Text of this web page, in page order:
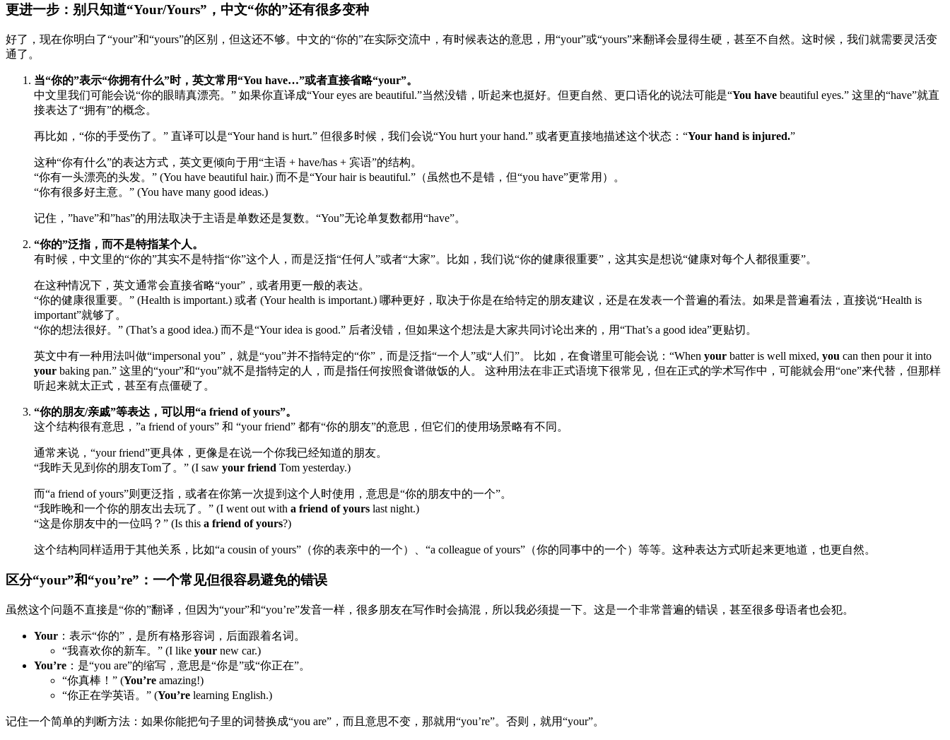
更进一步：别只知道“Your/Yours”，中文“你的”还有很多变种
好了，现在你明白了“your”和“yours”的区别，但这还不够。中文的“你的”在实际交流中，有时候表达的意思，用“your”或“yours”来翻译会显得生硬，甚至不自然。这时候，我们就需要灵活变
通了。
当“你的”表示“你拥有什么”时，英文常用“You have…”或者直接省略“your”。
中文里我们可能会说“你的眼睛真漂亮。” 如果你直译成“Your eyes are beautiful.”当然没错，听起来也挺好。但更自然、更口语化的说法可能是“You have beautiful eyes.” 这里的“have”就直
接表达了“拥有”的概念。
再比如，“你的手受伤了。” 直译可以是“Your hand is hurt.” 但很多时候，我们会说“You hurt your hand.” 或者更直接地描述这个状态：“Your hand is injured.”
这种“你有什么”的表达方式，英文更倾向于用“主语 + have/has + 宾语”的结构。
“你有一头漂亮的头发。” (You have beautiful hair.) 而不是“Your hair is beautiful.”（虽然也不是错，但“you have”更常用）。
“你有很多好主意。” (You have many good ideas.)
记住，”have”和”has”的用法取决于主语是单数还是复数。“You”无论单复数都用“have”。
“你的”泛指，而不是特指某个人。
有时候，中文里的“你的”其实不是特指“你”这个人，而是泛指“任何人”或者“大家”。比如，我们说“你的健康很重要”，这其实是想说“健康对每个人都很重要”。
在这种情况下，英文通常会直接省略“your”，或者用更一般的表达。
“你的健康很重要。” (Health is important.) 或者 (Your health is important.) 哪种更好，取决于你是在给特定的朋友建议，还是在发表一个普遍的看法。如果是普遍看法，直接说“Health is
important”就够了。
“你的想法很好。” (That’s a good idea.) 而不是“Your idea is good.” 后者没错，但如果这个想法是大家共同讨论出来的，用“That’s a good idea”更贴切。
英文中有一种用法叫做“impersonal you”，就是“you”并不指特定的“你”，而是泛指“一个人”或“人们”。 比如，在食谱里可能会说：“When your batter is well mixed, you can then pour it into
your baking pan.” 这里的“your”和“you”就不是指特定的人，而是指任何按照食谱做饭的人。 这种用法在非正式语境下很常见，但在正式的学术写作中，可能就会用“one”来代替，但那样
听起来就太正式，甚至有点僵硬了。
“你的朋友/亲戚”等表达，可以用“a friend of yours”。
这个结构很有意思，”a friend of yours” 和 “your friend” 都有“你的朋友”的意思，但它们的使用场景略有不同。
通常来说，“your friend”更具体，更像是在说一个你我已经知道的朋友。
“我昨天见到你的朋友Tom了。” (I saw your friend Tom yesterday.)
而“a friend of yours”则更泛指，或者在你第一次提到这个人时使用，意思是“你的朋友中的一个”。
“我昨晚和一个你的朋友出去玩了。” (I went out with a friend of yours last night.)
“这是你朋友中的一位吗？” (Is this a friend of yours?)
这个结构同样适用于其他关系，比如“a cousin of yours”（你的表亲中的一个）、“a colleague of yours”（你的同事中的一个）等等。这种表达方式听起来更地道，也更自然。
区分“your”和“you’re”：一个常见但很容易避免的错误
虽然这个问题不直接是“你的”翻译，但因为“your”和“you’re”发音一样，很多朋友在写作时会搞混，所以我必须提一下。这是一个非常普遍的错误，甚至很多母语者也会犯。
Your ：表示“你的”，是所有格形容词，后面跟着名词。
“我喜欢你的新车。” (I like your new car.)
You’re ：是“you are”的缩写，意思是“你是”或“你正在”。
“你真棒！” (You’re amazing!)
“你正在学英语。” (You’re learning English.)
记住一个简单的判断方法：如果你能把句子里的词替换成“you are”，而且意思不变，那就用“you’re”。否则，就用“your”。